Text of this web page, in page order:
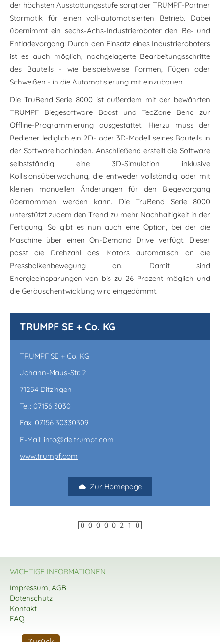
der höchsten Ausstattungsstufe sorgt der TRUMPF-Partner
Starmatik für einen voll-automatisierten Betrieb. Dabei
übernimmt ein sechs-Achs-Industrieroboter den Be- und
Entladevorgang. Durch den Einsatz eines Industrieroboters
ist es auch möglich, nachgelagerte Bearbeitungsschritte
des Bauteils - wie beispielsweise Formen, Fügen oder
Schweißen - in die Automatisierung mit einzubauen.
Die TruBend Serie 8000 ist außerdem mit der bewährten
TRUMPF Biegesoftware Boost und TecZone Bend zur
Offline-Programmierung ausgestattet. Hierzu muss der
Bediener lediglich ein 2D- oder 3D-Modell seines Bauteils in
der Software hochladen. Anschließend erstellt die Software
selbstständig eine 3D-Simulation inklusive
Kollisionsüberwachung, die entweder vollständig oder mit
kleinen manuellen Änderungen für den Biegevorgang
übernommen werden kann. Die TruBend Serie 8000
unterstützt zudem den Trend zu mehr Nachhaltigkeit in der
Fertigung. So gibt es nun auch eine Option, bei der die
Maschine über einen On-Demand Drive verfügt. Dieser
passt die Drehzahl des Motors automatisch an die
Pressbalkenbewegung an. Damit sind
Energieeinsparungen von bis zu 26 Prozent möglich und
die Geräuschentwicklung wird eingedämmt.
TRUMPF SE + Co. KG
TRUMPF SE + Co. KG
Johann-Maus-Str. 2
71254 Ditzingen
Tel.: 07156 3030
Fax: 07156 30330309
E-Mail: info@de.trumpf.com
www.trumpf.com
Zur Homepage
WICHTIGE INFORMATIONEN
Impressum, AGB
Datenschutz
Kontakt
FAQ